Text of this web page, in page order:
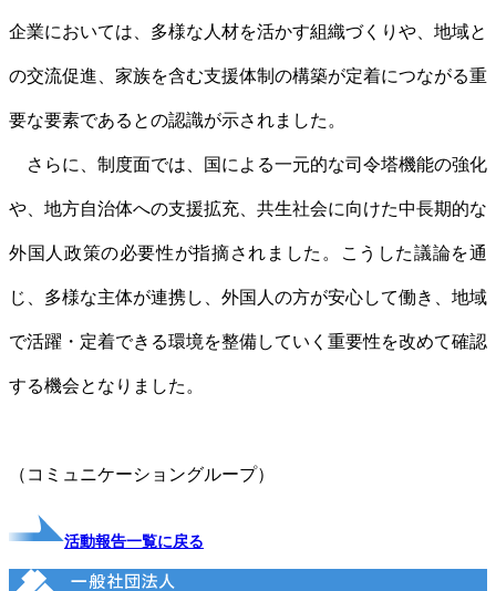
企業においては、多様な人材を活かす組織づくりや、地域と
の交流促進、家族を含む支援体制の構築が定着につながる重
要な要素であるとの認識が示されました。
さらに、制度面では、国による一元的な司令塔機能の強化
や、地方自治体への支援拡充、共生社会に向けた中長期的な
外国人政策の必要性が指摘されました。こうした議論を通
じ、多様な主体が連携し、外国人の方が安心して働き、地域
で活躍・定着できる環境を整備していく重要性を改めて確認
する機会となりました。
（コミュニケーショングループ）
活動報告一覧に戻る